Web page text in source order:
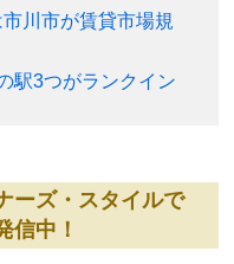
川市が賃貸市場規
駅3つがランクイン
ーズ・スタイルで
信中！